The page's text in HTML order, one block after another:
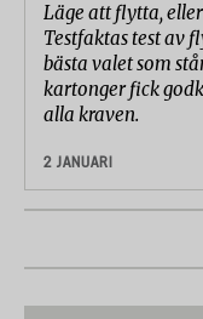
Läge att flytta,
Testfaktas test av
bästa valet som
kartonger fick
alla kraven.
2 JANUARI